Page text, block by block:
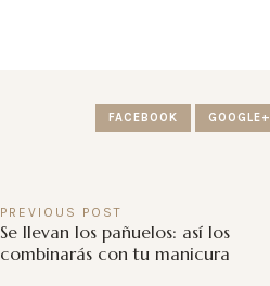
FACEBOOK GOOGLE+
PREVIOUS POST
Se llevan los pañuelos: así los
combinarás con tu manicura